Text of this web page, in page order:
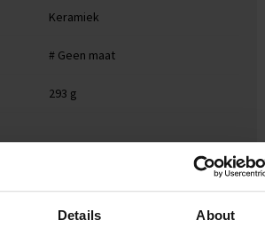
Details About
Keramiek
# Geen maat
293 g
263022-002999999